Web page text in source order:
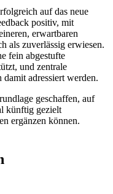
auf das neue
positiv, mit
erwartbaren
als zuverlässig erwiesen.
fein abgestufte
und zentrale
adressiert werden.
geschaffen, auf
künftig gezielt
ergänzen können.